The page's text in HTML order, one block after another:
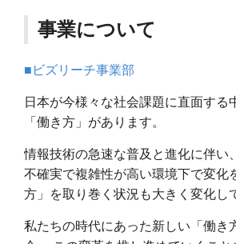
事業について
■ビズリーチ事業部
日本が今様々な社会課題に直面す
「働き方」があります。
情報技術の急速な普及と進化に伴い
不確実で複雑性が高い環境下で変化
方」を取り巻く状況も大きく変化し
私たちの時代にあった新しい「働き